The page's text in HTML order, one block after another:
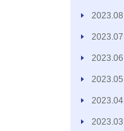
2023.08
2023.07
2023.06
2023.05
2023.04
2023.03